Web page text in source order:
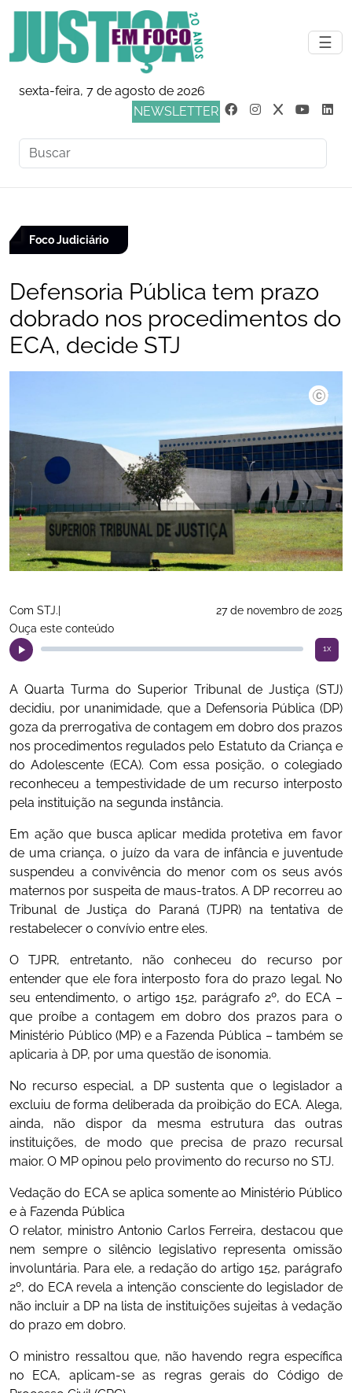
☰
sexta-feira, 7 de agosto de 2026
NEWSLETTER
Foco Judiciário
Defensoria Pública tem prazo
dobrado nos procedimentos do
ECA, decide STJ
Com STJ.|
27 de novembro de 2025
Ouça este conteúdo
1x
A Quarta Turma do Superior Tribunal de Justiça (STJ)
decidiu, por unanimidade, que a Defensoria Pública (DP)
goza da prerrogativa de contagem em dobro dos prazos
nos procedimentos regulados pelo Estatuto da Criança e
do Adolescente (ECA). Com essa posição, o colegiado
reconheceu a tempestividade de um recurso interposto
pela instituição na segunda instância.
Em ação que busca aplicar medida protetiva em favor
de uma criança, o juízo da vara de infância e juventude
suspendeu a convivência do menor com os seus avós
maternos por suspeita de maus-tratos. A DP recorreu ao
Tribunal de Justiça do Paraná (TJPR) na tentativa de
restabelecer o convívio entre eles.
O TJPR, entretanto, não conheceu do recurso por
entender que ele fora interposto fora do prazo legal. No
seu entendimento, o artigo 152, parágrafo 2º, do ECA –
que proíbe a contagem em dobro dos prazos para o
Ministério Público (MP) e a Fazenda Pública – também se
aplicaria à DP, por uma questão de isonomia.
No recurso especial, a DP sustenta que o legislador a
excluiu de forma deliberada da proibição do ECA. Alega,
ainda, não dispor da mesma estrutura das outras
instituições, de modo que precisa de prazo recursal
maior. O MP opinou pelo provimento do recurso no STJ.
Vedação do ECA se aplica somente ao Ministério Público
e à Fazenda Pública
O relator, ministro Antonio Carlos Ferreira, destacou que
nem sempre o silêncio legislativo representa omissão
involuntária. Para ele, a redação do artigo 152, parágrafo
2º, do ECA revela a intenção consciente do legislador de
não incluir a DP na lista de instituições sujeitas à vedação
do prazo em dobro.
O ministro ressaltou que, não havendo regra específica
no ECA, aplicam-se as regras gerais do Código de